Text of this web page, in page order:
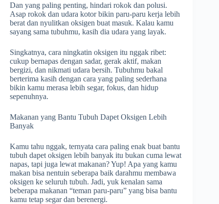
Dan yang paling penting, hindari rokok dan polusi.
Asap rokok dan udara kotor bikin paru-paru kerja lebih
berat dan nyulitkan oksigen buat masuk. Kalau kamu
sayang sama tubuhmu, kasih dia udara yang layak.
Singkatnya, cara ningkatin oksigen itu nggak ribet:
cukup bernapas dengan sadar, gerak aktif, makan
bergizi, dan nikmati udara bersih. Tubuhmu bakal
berterima kasih dengan cara yang paling sederhana
bikin kamu merasa lebih segar, fokus, dan hidup
sepenuhnya.
Makanan yang Bantu Tubuh Dapet Oksigen Lebih
Banyak
Kamu tahu nggak, ternyata cara paling enak buat bantu
tubuh dapet oksigen lebih banyak itu bukan cuma lewat
napas, tapi juga lewat makanan? Yup! Apa yang kamu
makan bisa nentuin seberapa baik darahmu membawa
oksigen ke seluruh tubuh. Jadi, yuk kenalan sama
beberapa makanan “teman paru-paru” yang bisa bantu
kamu tetap segar dan berenergi.